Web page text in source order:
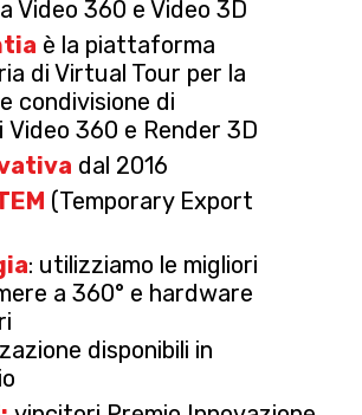
Video 360 e Video 3D
è la piattaforma
di Virtual Tour per la
condivisione di
360 e Render 3D
dal 2016
(Temporary Export
: utilizziamo le migliori
a 360° e hardware
disponibili in